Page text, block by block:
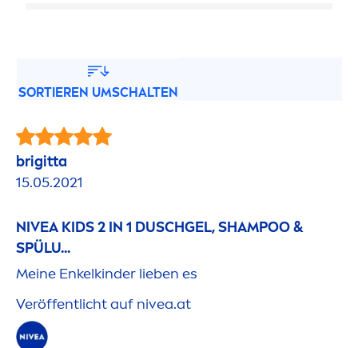
SORTIEREN UMSCHALTEN
brigitta
15.05.2021
NIVEA KIDS 2 IN 1 DUSCHGEL, SHAMPOO &
SPÜLU...
Meine Enkelkinder lieben es
Veröffentlicht auf nivea.at